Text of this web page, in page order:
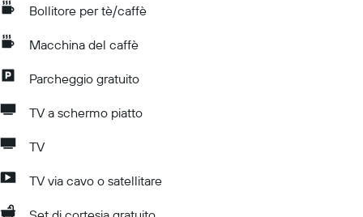
Bollitore per tè/caffè
Macchina del caffè
Parcheggio gratuito
TV a schermo piatto
TV
TV via cavo o satellitare